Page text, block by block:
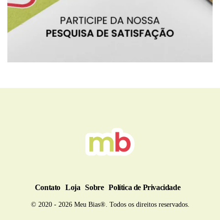
Contato Loja Sobre Política de Privacidade
© 2020 - 2026 Meu Bias®. Todos os direitos reservados.